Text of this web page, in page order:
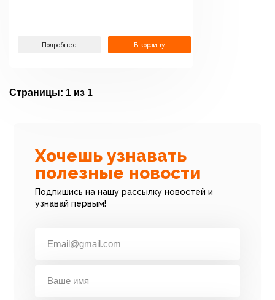
Подробнее В корзину
Страницы: 1 из 1
Хочешь узнавать
полезные новости
Подпишись на нашу рассылку новостей и
узнавай первым!